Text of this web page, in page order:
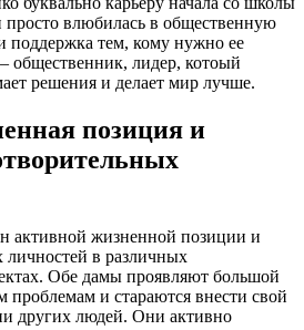
влюбилась в общественную
поддержка тем, кому нужно ее
общественник, лидер, котоый
решения и делает мир лучше.
позиция и
активной жизненной позиции и
личностей в различных
Обе дамы проявляют большой
проблемам и стараются внести свой
других людей. Они активно